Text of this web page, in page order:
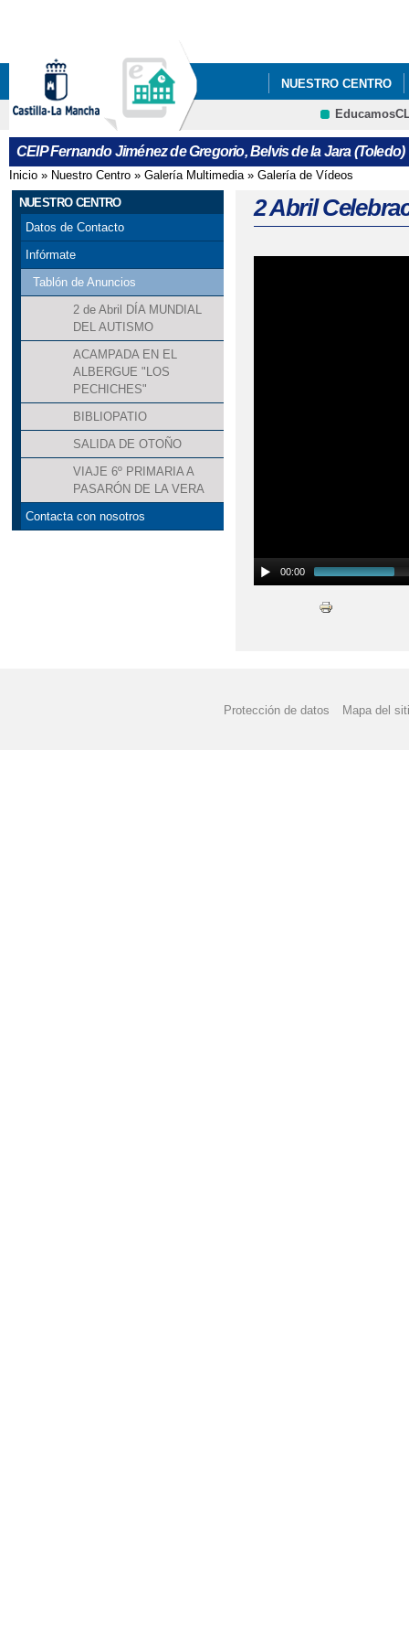
NUESTRO CENTRO
NUESTRAS
NUESTRAS
CRFP
CEIP Fernando Jiménez de Gregorio, Belvis de la Jara (Toledo)
Se encuentra usted aquí
Inicio » Nuestro Centro » Galería Multimedia» Galería de Vídeos
NUESTRO CENTRO
Datos de Contacto
Infórmate
Tablón de Anuncios
2 de Abril DÍA MUNDIAL
DEL AUTISMO
ACAMPADA EN EL
ALBERGUE "LOS
PECHICHES"
BIBLIOPATIO
SALIDA DE OTOÑO
VIAJE 6º PRIMARIA A
PASARÓN DE LA VERA
Contacta con nosotros
2 Abril
00:00
Protección de datos Mapa del